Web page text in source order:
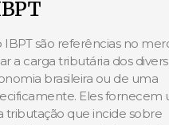
IBPT são referências no
a carga tributária dos
brasileira ou de uma
Eles fornecem
tributação que incide sobre